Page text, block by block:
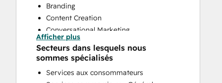
Branding
Content Creation
Conversational Marketing
CRM Implementation
Customer Marketing
Email Marketing
Full Inbound Marketing Services
Afficher plus
Secteurs dans lesquels nous
sommes spécialisés
Services aux consommateurs